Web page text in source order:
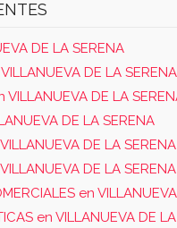
DE LA SERENA
DE LA SERENA
DE LA
DE LA SERENA
DE LA SERENA
DE LA SERENA
en
en VILLANUEVA DE